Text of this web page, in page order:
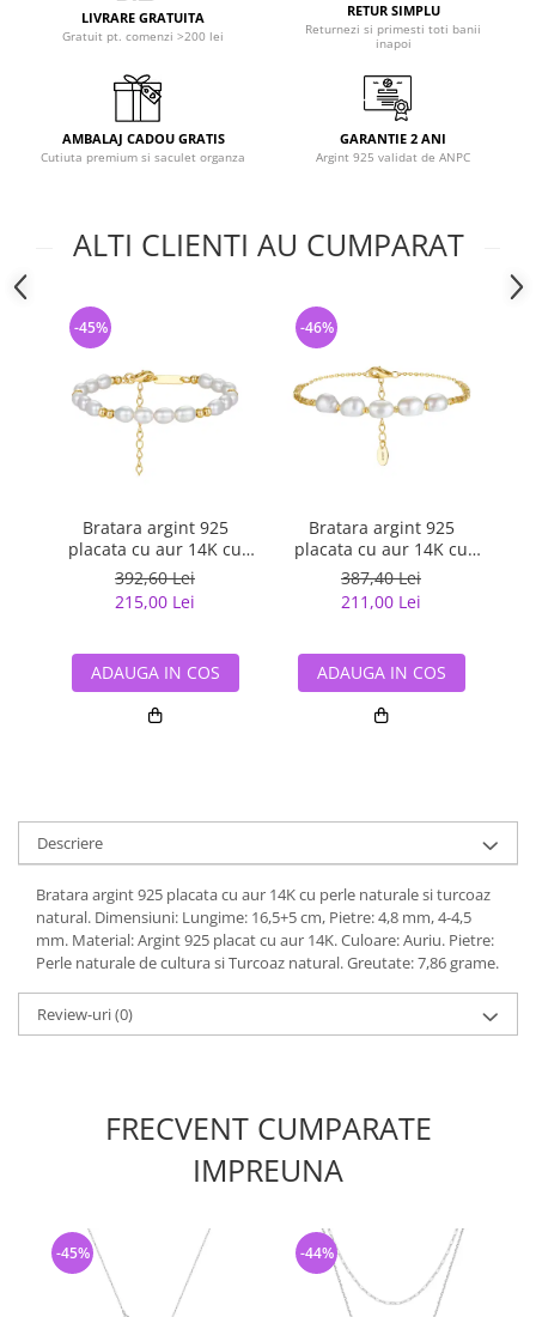
LIVRARE GRATUITA
Gratuit pt. comenzi >200 lei
RETUR SIMPLU
Returnezi si primesti toti banii
inapoi
AMBALAJ CADOU GRATIS
Cutiuta premium si saculet organza
GARANTIE 2 ANI
Argint 925 validat de ANPC
ALTI CLIENTI AU CUMPARAT
Bratara argint 925
placata cu aur 14K cu
perle naturale
392,60 Lei
215,00 Lei
-45%
ADAUGA IN COS
Bratara argint 925
placata cu aur 14K cu
perle naturale
387,40 Lei
211,00 Lei
-46%
ADAUGA IN COS
Descriere
Bratara argint 925 placata cu aur 14K cu perle naturale si turcoaz
natural. Dimensiuni: Lungime: 16,5+5 cm, Pietre: 4,8 mm, 4-4,5
mm. Material: Argint 925 placat cu aur 14K. Culoare: Auriu. Pietre:
Perle naturale de cultura si Turcoaz natural. Greutate: 7,86 grame.
Review-uri(0)
FRECVENT CUMPARATE
IMPREUNA
-45% -44%